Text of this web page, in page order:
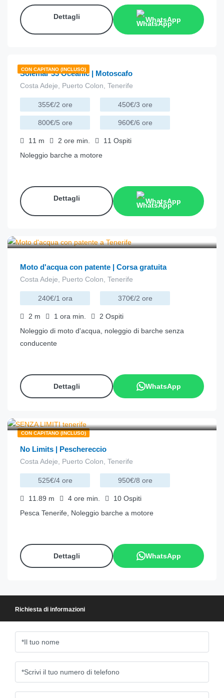
Dettagli WhatsApp
CON CAPITANO (INCLUSO)
€
Solemar 33 Oceanic | Motoscafo
Costa Adeje, Puerto Colon, Tenerife
355€/2 ore 450€/3 ore
800€/5 ore 960€/6 ore
11 m 2 ore min. 11 Ospiti
Noleggio barche a motore
Dettagli WhatsApp
Moto d'acqua con patente | Corsa gratuita
Costa Adeje, Puerto Colon, Tenerife
240€/1 ora 370€/2 ore
2 m 1 ora min. 2 Ospiti
Noleggio di moto d'acqua, noleggio di barche senza
conducente
Dettagli WhatsApp
CON CAPITANO (INCLUSO)
No Limits | Peschereccio
Costa Adeje, Puerto Colon, Tenerife
525€/4 ore 950€/8 ore
11.89 m 4 ore min. 10 Ospiti
Pesca Tenerife, Noleggio barche a motore
Dettagli WhatsApp
Richiesta di informazioni